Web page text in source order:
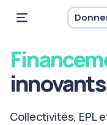
Collectivités, EPL